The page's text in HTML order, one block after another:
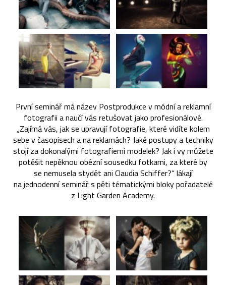
První seminář má název Postprodukce v módní a reklamní
fotografii a naučí vás retušovat jako profesionálové.
„Zajímá vás, jak se upravují fotografie, které vidíte kolem
sebe v časopisech a na reklamách? Jaké postupy a techniky
stojí za dokonalými fotografiemi modelek? Jak i vy můžete
potěšit nepěknou obézní sousedku fotkami, za které by
se nemusela stydět ani Claudia Schiffer?“ lákají
na jednodenní seminář s pěti tématickými bloky pořadatelé
z Light Garden Academy.